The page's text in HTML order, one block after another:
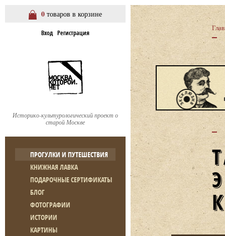
0 товаров в корзине
Вход Регистрация
Историко-культурологический проект о
старой Москве
ПРОГУЛКИ И ПУТЕШЕСТВИЯ
КНИЖНАЯ ЛАВКА
ПОДАРОЧНЫЕ СЕРТИФИКАТЫ
БЛОГ
ФОТОГРАФИИ
ИСТОРИИ
КАРТИНЫ